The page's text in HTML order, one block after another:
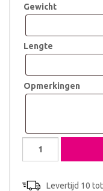
Gewicht
Lengte
Opmerkingen
Levertijd 10